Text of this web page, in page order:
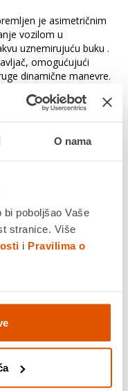
O nama
poboljšao Vaše
stranice. Više
i Pravilima o
je asimetričnim
vozilom u
uznemirujuću buku .
omogućujući
dinamične manevre.
voziti dinamički
brzinama. Poput
neusporediv put